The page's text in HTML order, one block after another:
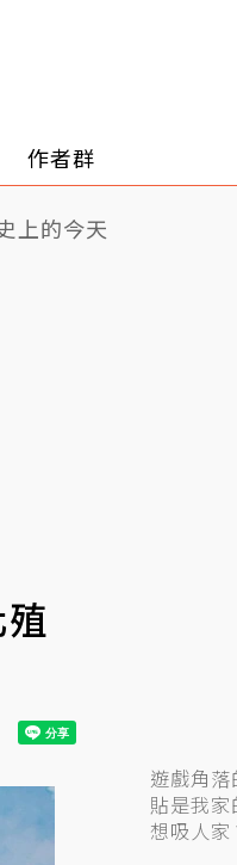
作者群
上的今天
遊戲角
貼是我
想吸人家